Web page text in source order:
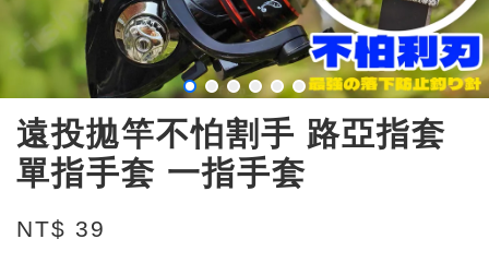
遠投拋竿不怕割手 路亞指套
單指手套 一指手套
NT$ 39